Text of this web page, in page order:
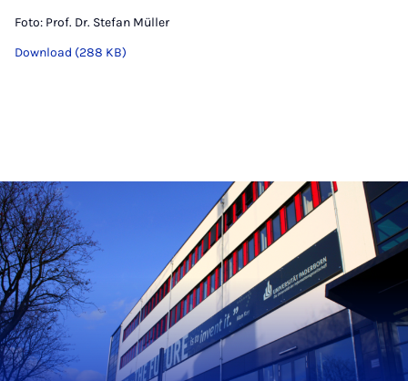
Foto: Prof. Dr. Stefan Müller
Download (288 KB)